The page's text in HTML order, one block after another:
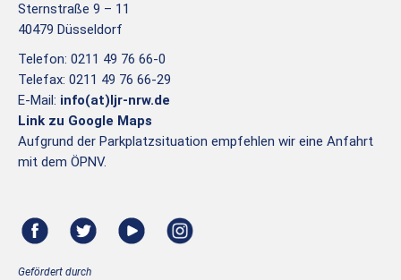
Sternstraße 9 – 11
40479 Düsseldorf
Telefon: 0211 49 76 66-0
Telefax: 0211 49 76 66-29
E-Mail: info(at)ljr-nrw.de
Link zu Google Maps
Aufgrund der Parkplatzsituation empfehlen wir eine Anfahrt
mit dem ÖPNV.
Gefördert durch